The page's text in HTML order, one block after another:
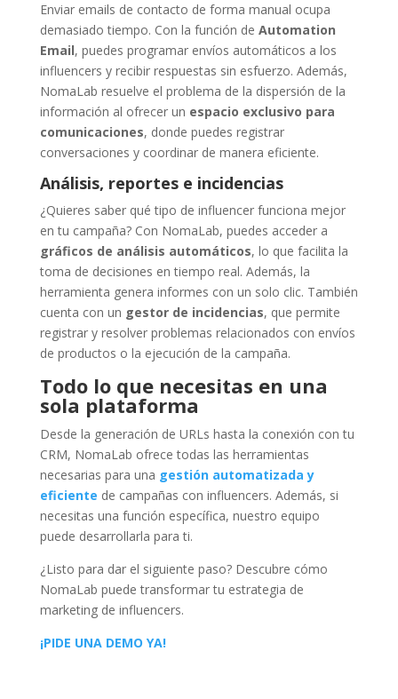
Enviar emails de contacto de forma manual ocupa
demasiado tiempo. Con la función de Automation
Email, puedes programar envíos automáticos a los
influencers y recibir respuestas sin esfuerzo. Además,
NomaLab resuelve el problema de la dispersión de la
información al ofrecer un espacio exclusivo para
comunicaciones, donde puedes registrar
conversaciones y coordinar de manera eficiente.
Análisis, reportes e incidencias
¿Quieres saber qué tipo de influencer funciona mejor
en tu campaña? Con NomaLab, puedes acceder a
gráficos de análisis automáticos, lo que facilita la
toma de decisiones en tiempo real. Además, la
herramienta genera informes con un solo clic. También
cuenta con un gestor de incidencias, que permite
registrar y resolver problemas relacionados con envíos
de productos o la ejecución de la campaña.
Todo lo que necesitas en una
sola plataforma
Desde la generación de URLs hasta la conexión con tu
CRM, NomaLab ofrece todas las herramientas
necesarias para una gestión automatizada y
eficiente de campañas con influencers. Además, si
necesitas una función específica, nuestro equipo
puede desarrollarla para ti.
¿Listo para dar el siguiente paso? Descubre cómo
NomaLab puede transformar tu estrategia de
marketing de influencers.
¡PIDE UNA DEMO YA!